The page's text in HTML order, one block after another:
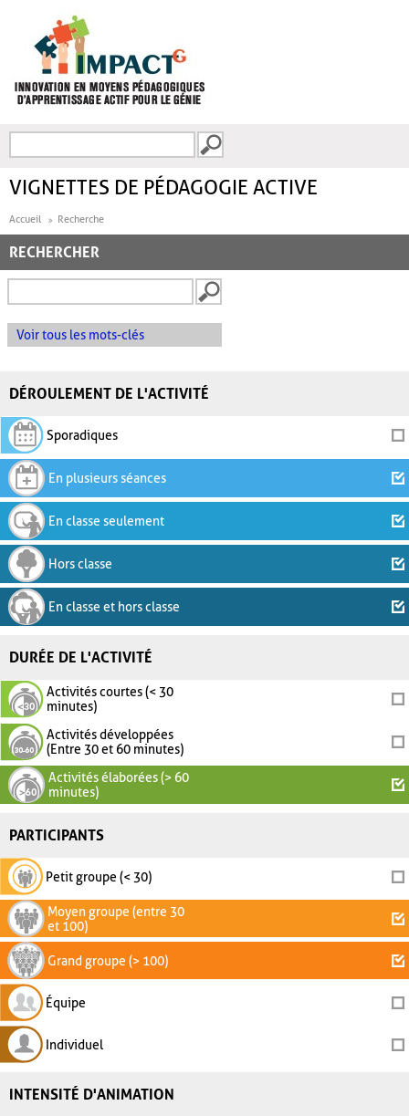
FORMULAIRE DE
VIGNETTES DE PÉDAGOGIE ACTIVE
Accueil Recherche
RECHERCHER
Voir tous les mots-clés
DÉROULEMENT DE L'ACTIVITÉ
Sporadiques
En plusieurs séances
En classe seulement
Hors classe
En classe et hors classe
DURÉE DE L'ACTIVITÉ
Activités courtes (< 30
minutes)
Activités développées
(Entre 30 et 60 minutes)
Activités élaborées (> 60
minutes)
PARTICIPANTS
Petit groupe (< 30)
Moyen groupe (entre 30
et 100)
Grand groupe (> 100)
Équipe
Individuel
INTENSITÉ D'ANIMATION